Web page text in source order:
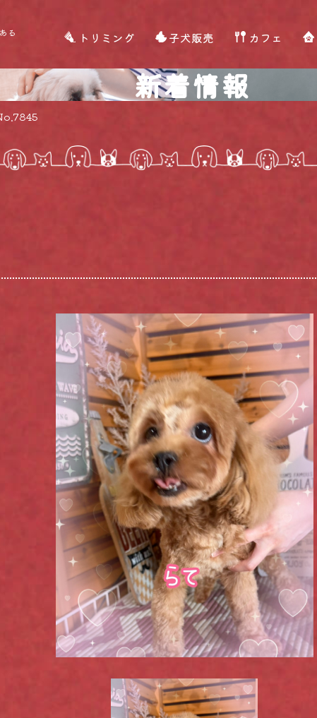
る
トリミング 子犬販売 カフェ
新着情報